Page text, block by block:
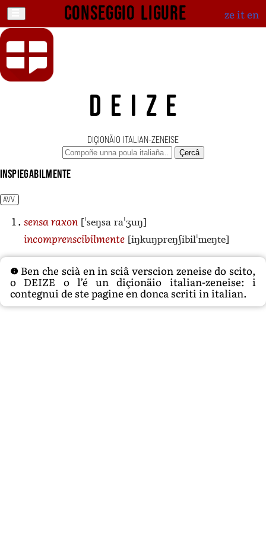
Conseggio ligure ze iten
DEIZE
DIÇIONÄIO ITALIAN-ZENEISE
Çercâ
inspiegabilmente
AVV.
sensa raxon [ˈseŋsa raˈʒuŋ]
incomprenscibilmente [iŋkuŋpreŋʃibilˈmeŋte]
Ben che scià en in sciâ verscion zeneise do scito,
o DEIZE o l’é un diçionäio italian-zeneise: i
contegnui de ste pagine en donca scriti in italian.